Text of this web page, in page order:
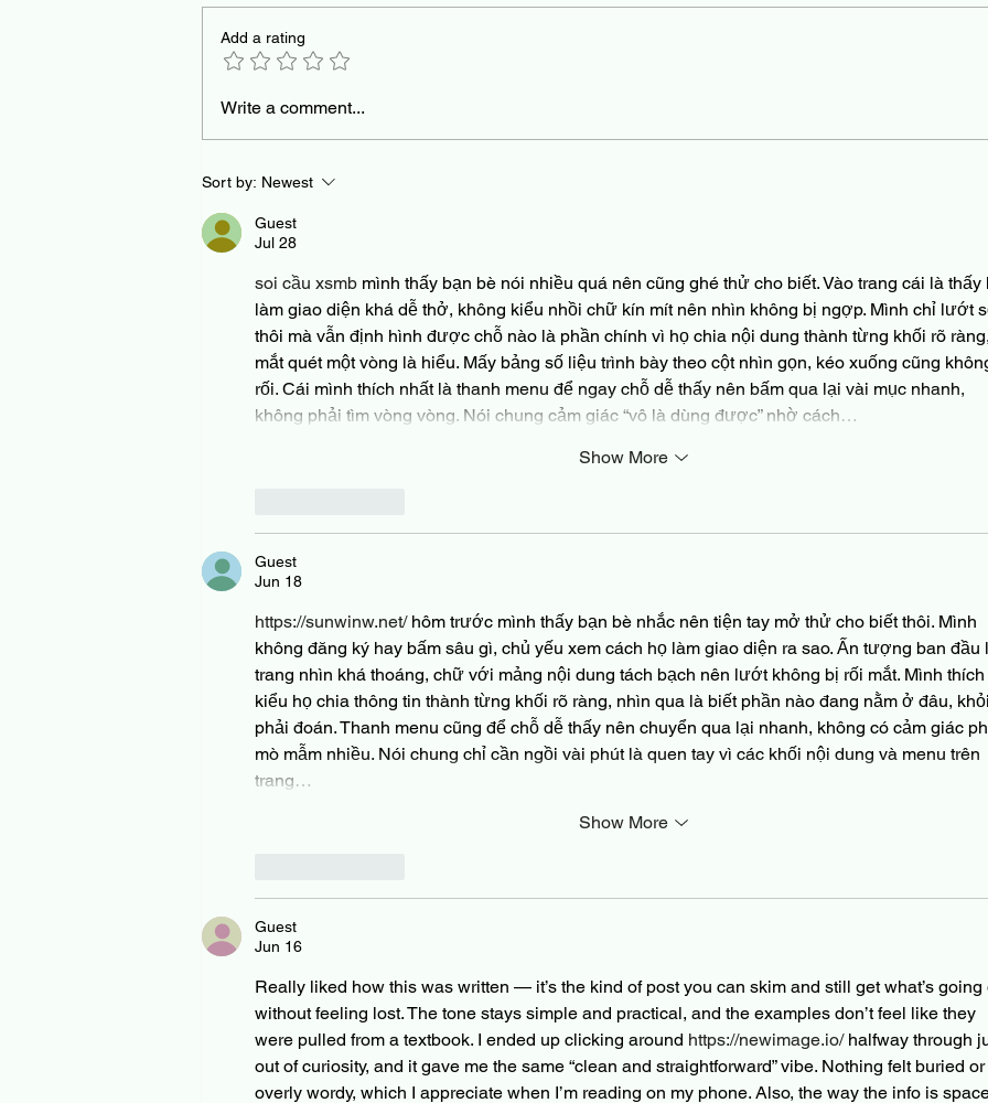
Building your BATNA and the
negotiation
Add a rating
Write a comment...
Sort by: Newest
Guest
Jul 28
soi cầu xsmb mình thấy bạn bè nói nhiều quá nên cũng ghé thử cho biết. Vào trang cái là thấy
làm giao diện khá dễ thở, không kiểu nhồi chữ kín mít nên nhìn không bị ngợp. Mình chỉ lướt
thôi mà vẫn định hình được chỗ nào là phần chính vì họ chia nội dung thành từng khối rõ ràng,
mắt quét một vòng là hiểu. Mấy bảng số liệu trình bày theo cột nhìn gọn, kéo xuống cũng
rối. Cái mình thích nhất là thanh menu để ngay chỗ dễ thấy nên bấm qua lại vài mục nhanh,
không phải tìm vòng vòng. Nói chung cảm giác “vô là dùng được” nhờ cách…
Show More
Guest
Jun 18
https://sunwinw.net/ hôm trước mình thấy bạn bè nhắc nên tiện tay mở thử cho biết thôi. Mình
không đăng ký hay bấm sâu gì, chủ yếu xem cách họ làm giao diện ra sao. Ấn tượng ban đầu
trang nhìn khá thoáng, chữ với mảng nội dung tách bạch nên lướt không bị rối mắt. Mình thích
kiểu họ chia thông tin thành từng khối rõ ràng, nhìn qua là biết phần nào đang nằm ở đâu, khỏi
phải đoán. Thanh menu cũng để chỗ dễ thấy nên chuyển qua lại nhanh, không có cảm giác
mò mẫm nhiều. Nói chung chỉ cần ngồi vài phút là quen tay vì các khối nội dung và menu trên
trang…
Show More
Guest
Jun 16
Really liked how this was written — it’s the kind of post you can skim and still get what’s going
without feeling lost. The tone stays simple and practical, and the examples don’t feel like they
were pulled from a textbook. I ended up clicking around https://newimage.io/ halfway through
out of curiosity, and it gave me the same “clean and straightforward” vibe. Nothing felt buried or
overly wordy, which I appreciate when I’m reading on my phone. Also, the way the info is